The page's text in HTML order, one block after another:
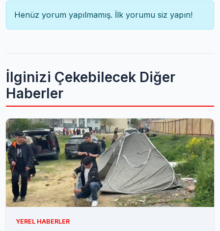
Henüz yorum yapılmamış. İlk yorumu siz yapın!
İlginizi Çekebilecek Diğer
Haberler
YEREL HABERLER